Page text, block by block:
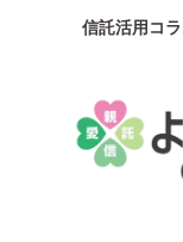
信託活用コ